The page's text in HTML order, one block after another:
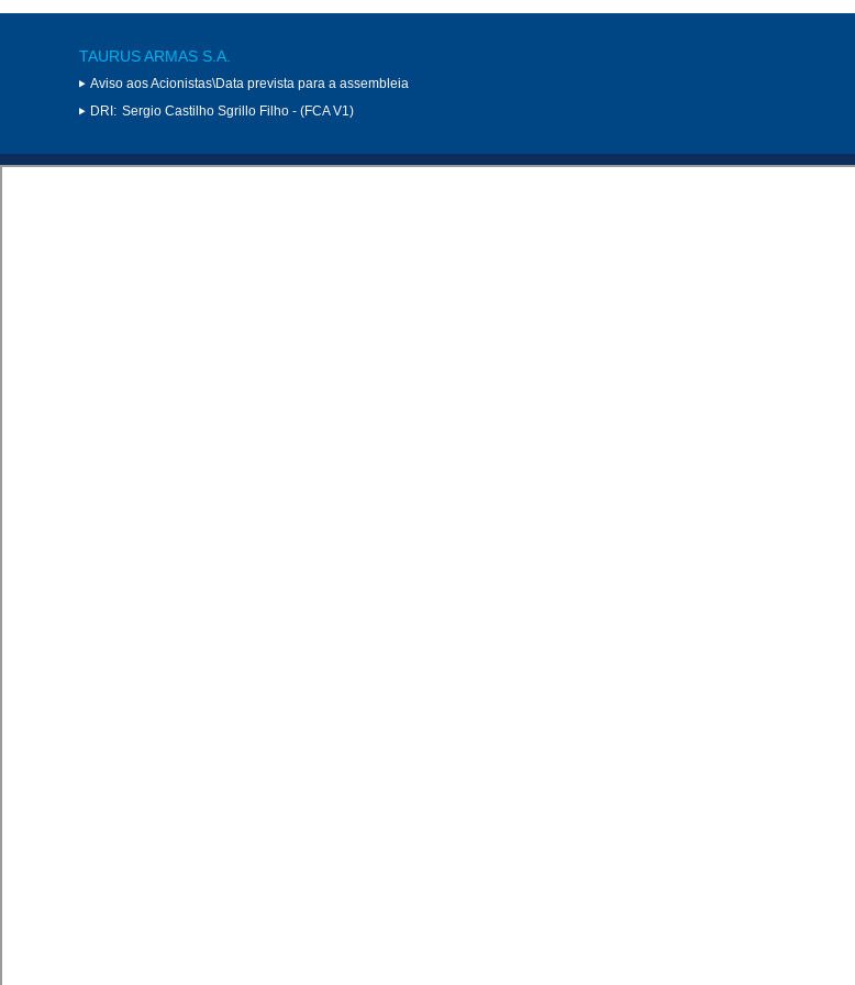
TAURUS ARMAS S.A.
Aviso aos Acionistas\Data prevista para a assembleia
DRI: Sergio Castilho Sgrillo Filho - (FCA V1)